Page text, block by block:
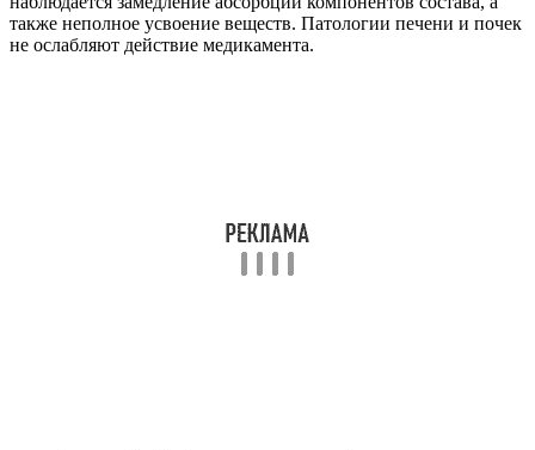
также неполное усвоение веществ. Патологии печени и почек
не ослабляют действие медикамента.